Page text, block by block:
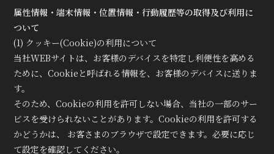
属性情報・端末情報・位置情報・行動履歴等の取得及び利用に
ついて
(1) クッキー(Cookie)の利用について
当社WEBサイトは、お客様のデバイスを特定し利便性を高める
ために、Cookieと呼ばれる情報を、お客様のデバイスに送りま
す。
そのため、Cookieの利用を許可しない場合、当社の一部のサー
ビスを受けられないことがあります。Cookieの利用を許可する
かどうかは、 お客さまのブラウザで設定できます。必要に応じ
て設定を確認してください。